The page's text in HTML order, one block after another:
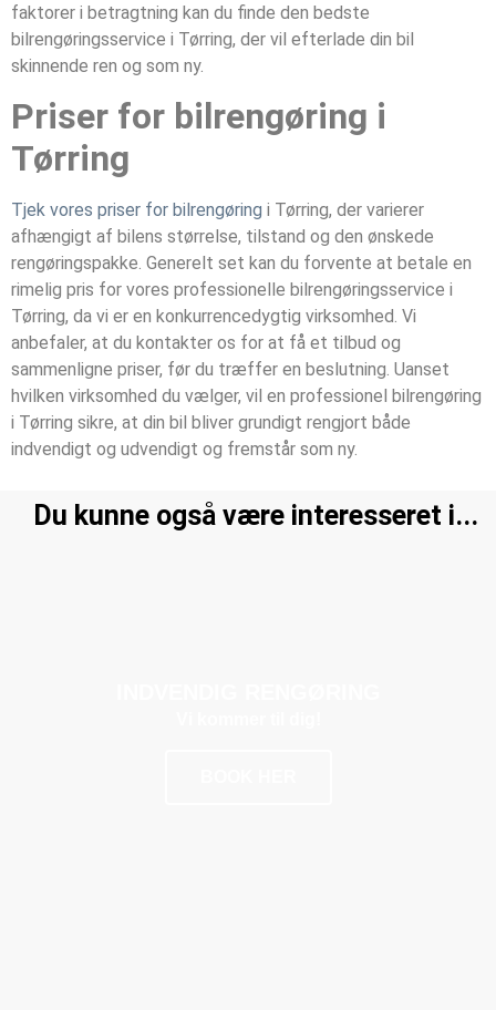
faktorer i betragtning kan du finde den bedste
bilrengøringsservice i Tørring, der vil efterlade din bil
skinnende ren og som ny.
Priser for bilrengøring i
Tørring
Tjek vores priser for bilrengøring i Tørring, der varierer
afhængigt af bilens størrelse, tilstand og den ønskede
rengøringspakke. Generelt set kan du forvente at betale en
rimelig pris for vores professionelle bilrengøringsservice i
Tørring, da vi er en konkurrencedygtig virksomhed. Vi
anbefaler, at du kontakter os for at få et tilbud og
sammenligne priser, før du træffer en beslutning. Uanset
hvilken virksomhed du vælger, vil en professionel bilrengøring
i Tørring sikre, at din bil bliver grundigt rengjort både
indvendigt og udvendigt og fremstår som ny.
Du kunne også være interesseret i...